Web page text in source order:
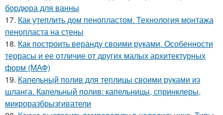
бордюра для ванны
17. Как утеплить дом пенопластом. Технология монтажа
пенопласта на стены
18. Как построить веранду своими руками. Особенности
террасы и ее отличие от других малых архитектурных
форм (МАФ)
19. Капельный полив для теплицы своими руками из
шланга. Капельный полив: капельницы, спринклеры,
микроразбрызгиватели